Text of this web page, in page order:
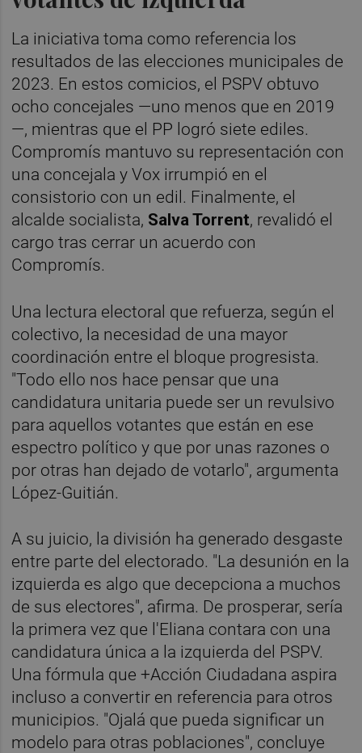
La iniciativa toma como referencia los
resultados de las elecciones municipales de
2023. En estos comicios, el PSPV obtuvo
ocho concejales —uno menos que en 2019
—, mientras que el PP logró siete ediles.
Compromís mantuvo su representación con
una concejala y Vox irrumpió en el
consistorio con un edil. Finalmente, el
alcalde socialista, Salva Torrent, revalidó el
cargo tras cerrar un acuerdo con
Compromís.
Una lectura electoral que refuerza, según el
colectivo, la necesidad de una mayor
coordinación entre el bloque progresista.
"Todo ello nos hace pensar que una
candidatura unitaria puede ser un revulsivo
para aquellos votantes que están en ese
espectro político y que por unas razones o
por otras han dejado de votarlo", argumenta
López-Guitián.
A su juicio, la división ha generado desgaste
entre parte del electorado. "La desunión en la
izquierda es algo que decepciona a muchos
de sus electores", afirma. De prosperar, sería
la primera vez que l'Eliana contara con una
candidatura única a la izquierda del PSPV.
Una fórmula que +Acción Ciudadana aspira
incluso a convertir en referencia para otros
municipios. "Ojalá que pueda significar un
modelo para otras poblaciones", concluye